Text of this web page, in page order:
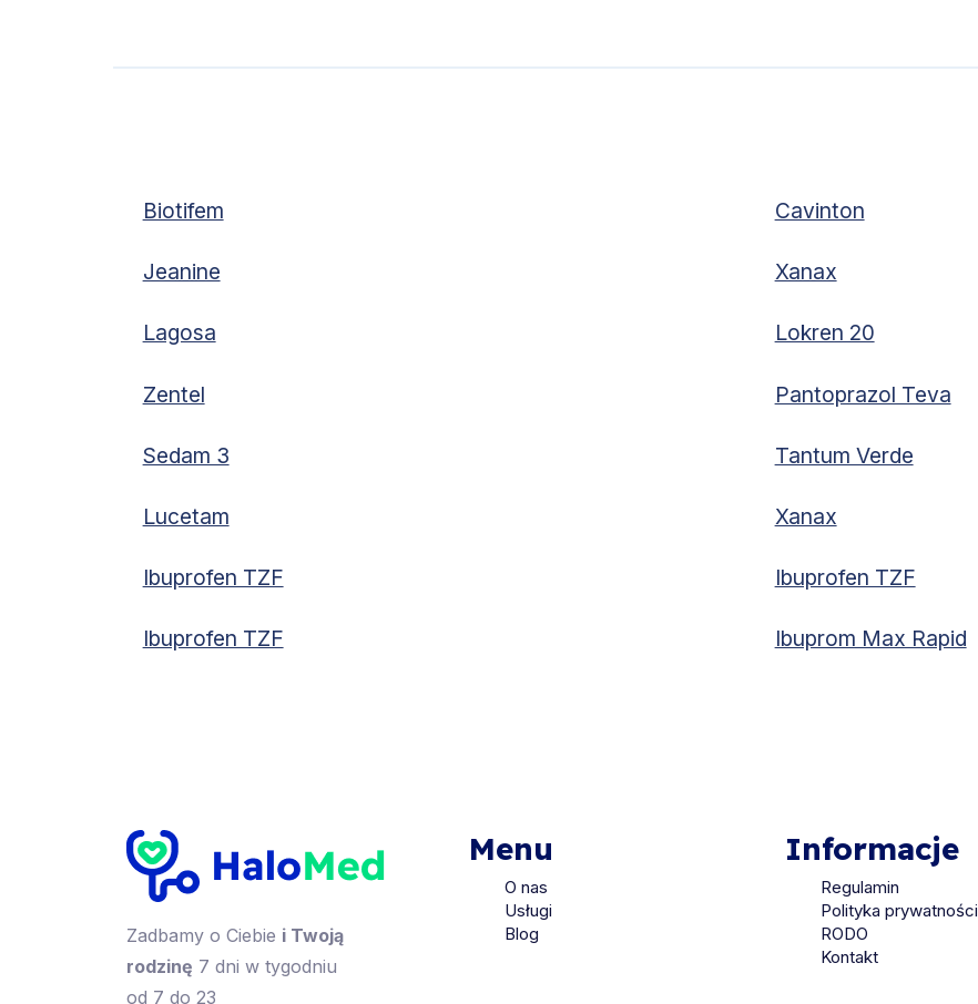
Biotifem Cavinton
Jeanine Xanax
Lagosa Lokren 20
Zentel Pantoprazol Teva
Sedam 3 Tantum Verde
Lucetam Xanax
Ibuprofen TZF Ibuprofen TZF
Ibuprofen TZF Ibuprom Max Rapid
Zadbamy o Ciebie i Twoją
rodzinę 7 dni w tygodniu
od 7 do 23
Menu
O nas
Usługi
Blog
Informacje
Regulamin
Polityka prywatności
RODO
Kontakt